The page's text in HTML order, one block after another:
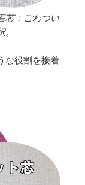
芯：ごわつい
な役割を接着